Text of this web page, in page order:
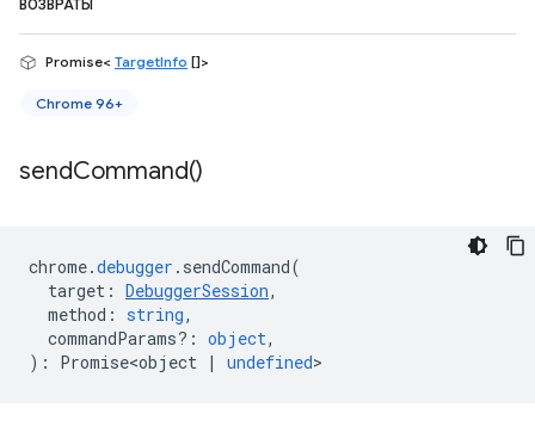
ВОЗВРАТЫ
Promise< TargetInfo []>
Chrome 96+
sendCommand()
chrome.debugger . sendCommand(
target : DebuggerSession,
method : string,
commandParams? : object,
) : Promise<object | undefined>